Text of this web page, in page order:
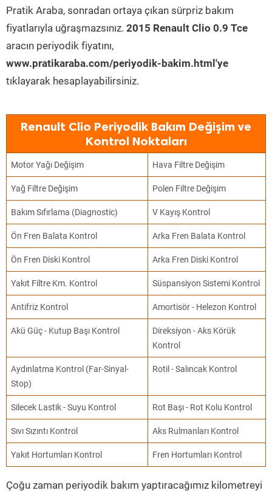
Pratik Araba, sonradan ortaya çıkan sürpriz bakım
fiyatlarıyla uğraşmazsınız. 2015 Renault Clio 0.9 Tce
aracın periyodik fiyatını,
www.pratikaraba.com/periyodik-bakim.html'ye
tıklayarak hesaplayabilirsiniz.
Renault Clio Periyodik Bakım Değişim ve
Kontrol Noktaları
Motor Yağı Değişim Hava Filtre Değişim
Yağ Filtre Değişim Polen Filtre Değişim
Bakım Sıfırlama (Diagnostic) V Kayış Kontrol
Ön Fren Balata Kontrol Arka Fren Balata Kontrol
Ön Fren Diski Kontrol Arka Fren Diski Kontrol
Yakıt Filtre Km. Kontrol Süspansiyon Sistemi Kontrol
Antifriz Kontrol Amortisör - Helezon Kontrol
Akü Güç - Kutup Başı Kontrol
Direksiyon - Aks Körük
Kontrol
Aydınlatma Kontrol (Far-Sinyal-
Stop)
Rotil - Salıncak Kontrol
Silecek Lastik - Suyu Kontrol Rot Başı - Rot Kolu Kontrol
Sıvı Sızıntı Kontrol Aks Rulmanları Kontrol
Yakıt Hortumları Kontrol Fren Hortumları Kontrol
Çoğu zaman periyodik bakım yaptıracağımız kilometreyi